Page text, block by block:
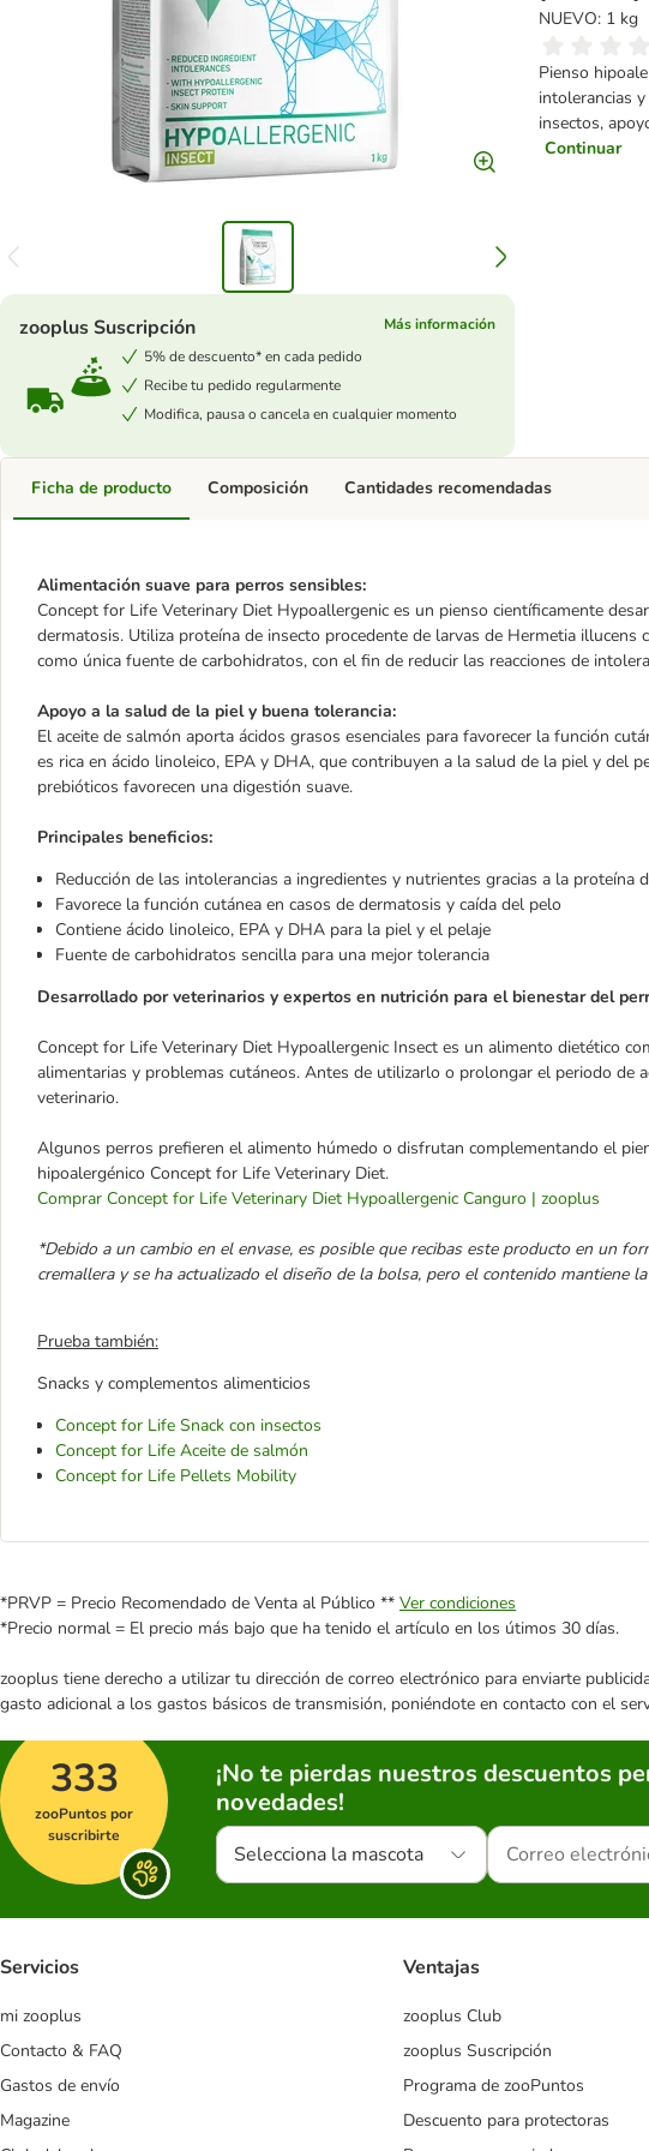
NUEVO: 1 kg
Pienso
intolerancias
insectos,
Continuar
zooplus Suscripción
Más información
5% de descuento* en cada pedido
Recibe tu pedido regularmente
Modifica, pausa o cancela en cualquier momento
Ficha de producto
Alimentación suave para perros sensibles:
Concept for Life Veterinary Diet Hypoallergenic es un pienso científicamente
dermatosis. Utiliza proteína de insecto procedente de larvas de Hermetia
como única fuente de carbohidratos, con el fin de reducir las reacciones de
Apoyo a la salud de la piel y buena tolerancia:
El aceite de salmón aporta ácidos grasos esenciales para favorecer la función
es rica en ácido linoleico, EPA y DHA, que contribuyen a la salud de la piel y del
prebióticos favorecen una digestión suave.
Principales beneficios:
Reducción de las intolerancias a ingredientes y nutrientes gracias a la proteína
Favorece la función cutánea en casos de dermatosis y caída del pelo
Contiene ácido linoleico, EPA y DHA para la piel y el pelaje
Fuente de carbohidratos sencilla para una mejor tolerancia
Desarrollado por veterinarios y expertos en nutrición para el bienestar del
Concept for Life Veterinary Diet Hypoallergenic Insect es un alimento dietético
alimentarias y problemas cutáneos. Antes de utilizarlo o prolongar el periodo de
veterinario.
Algunos perros prefieren el alimento húmedo o disfrutan complementando el
hipoalergénico Concept for Life Veterinary Diet.
Comprar Concept for Life Veterinary Diet Hypoallergenic Canguro | zooplus
*Debido a un cambio en el envase, es posible que recibas este producto en un
cremallera y se ha actualizado el diseño de la bolsa, pero el contenido mantiene
Prueba también:
Snacks y complementos alimenticios
Concept for Life Snack con insectos
Concept for Life Aceite de salmón
Concept for Life Pellets Mobility
Composición Cantidades recomendadas
*PRVP = Precio Recomendado de Venta al Público ** Ver condiciones
*Precio normal = El precio más bajo que ha tenido el artículo en los útimos 30 días.
zooplus tiene derecho a utilizar tu dirección de correo electrónico para enviarte
gasto adicional a los gastos básicos de transmisión, poniéndote en contacto con el
333
zooPuntos por
suscribirte
¡No te pierdas nuestros descuentos
novedades!
Selecciona la mascota
Servicios
mi zooplus
Contacto & FAQ
Gastos de envío
Magazine
Ventajas
zooplus Club
zooplus Suscripción
Programa de zooPuntos
Descuento para protectoras